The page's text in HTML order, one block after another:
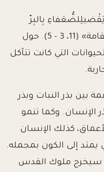
بِالبِرّ
ويَحكُمُ لِبائِسي الأَرض بالاستقامة» (11، 3 - 5). حول
التي كانت تتآكل
بين بذر النبات وبذر
الإنسان. وكما تنمو
كذلك الإنسان
إلى الكون بمجمله.
سيخرج ملوك القدس